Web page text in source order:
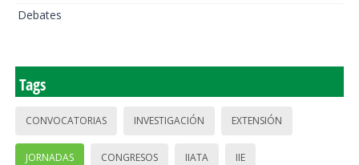
Debates
Tags
CONVOCATORIAS INVESTIGACIÓN EXTENSIÓN
JORNADAS CONGRESOS IIATA IIE